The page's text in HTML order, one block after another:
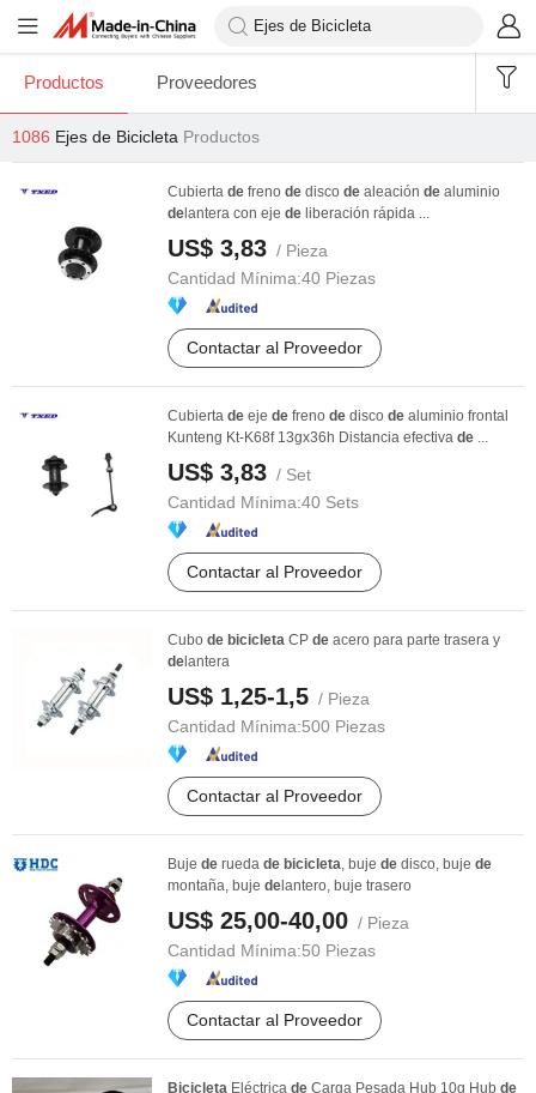
Productos Proveedores
1086 Ejes de Bicicleta Productos
Cubierta de freno de disco de aleación de aluminio
de lantera con eje de liberación rápida ...
US$ 3,83 / Pieza
Cantidad Mínima:40 Piezas
Contactar al Proveedor
Cubierta de eje de freno de disco de aluminio frontal
Kunteng Kt-K68f 13gx36h Distancia efectiva de ...
US$ 3,83 / Set
Cantidad Mínima:40 Sets
Contactar al Proveedor
Cubo de bicicleta CP de acero para parte trasera y
de lantera
US$ 1,25-1,5 / Pieza
Cantidad Mínima:500 Piezas
Contactar al Proveedor
Buje de rueda de bicicleta, buje de disco, buje de
montaña, buje de lantero, buje trasero
US$ 25,00-40,00 / Pieza
Cantidad Mínima:50 Piezas
Contactar al Proveedor
Bicicleta Eléctrica de Carga Pesada Hub 10g Hub de